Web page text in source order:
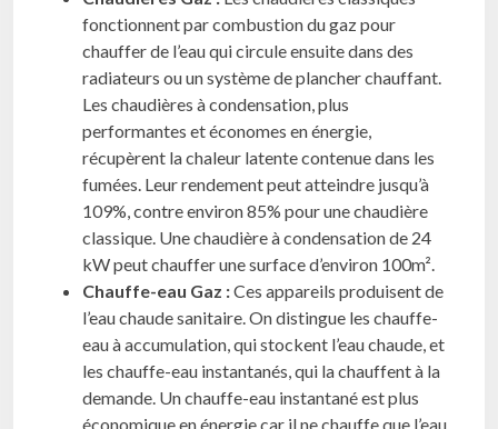
fonctionnent par combustion du gaz pour
chauffer de l’eau qui circule ensuite dans des
radiateurs ou un système de plancher chauffant.
Les chaudières à condensation, plus
performantes et économes en énergie,
récupèrent la chaleur latente contenue dans les
fumées. Leur rendement peut atteindre jusqu’à
109%, contre environ 85% pour une chaudière
classique. Une chaudière à condensation de 24
kW peut chauffer une surface d’environ 100m².
Chauffe-eau Gaz :Ces appareils produisent de
l’eau chaude sanitaire. On distingue les chauffe-
eau à accumulation, qui stockent l’eau chaude, et
les chauffe-eau instantanés, qui la chauffent à la
demande. Un chauffe-eau instantané est plus
économique en énergie car il ne chauffe que l’eau